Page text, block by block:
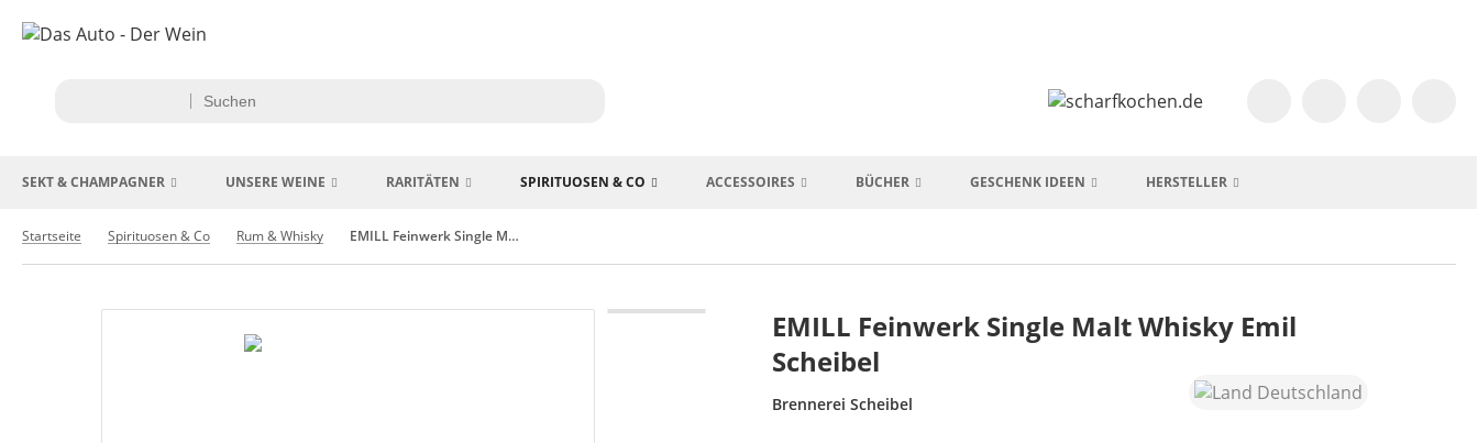
SEKT & CHAMPAGNER UNSERE WEINE RARITÄTEN SPIRITUOSEN & CO ACCESSOIRES BÜCHER GESCHENK IDEEN HERSTELLER
Startseite Spirituosen & Co Rum & Whisky EMILL Feinwerk Single Malt Whisky Emil Scheibel
EMILL Feinwerk Single Malt Whisky Emil
Scheibel
Brennerei Scheibel